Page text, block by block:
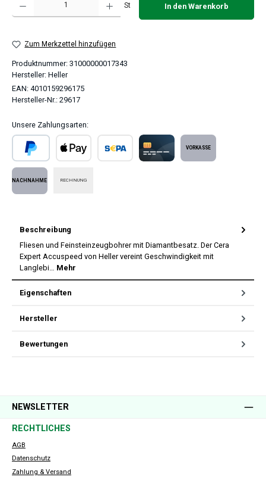
St In den Warenkorb
Zum Merkzettel hinzufügen
Produktnummer: 31000000017343
Hersteller: Heller
EAN: 4010159296175
Hersteller-Nr.: 29617
Unsere Zahlungsarten:
PayPal
RECHNUNG
Beschreibung
Fliesen und Feinsteinzeugbohrer mit Diamantbesatz. Der Cera
Expert Accuspeed von Heller vereint Geschwindigkeit mit
Langlebi… Mehr
Eigenschaften
Hersteller
Bewertungen
NEWSLETTER
RECHTLICHES
AGB
Datenschutz
Zahlung & Versand